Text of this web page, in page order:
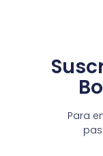
Para